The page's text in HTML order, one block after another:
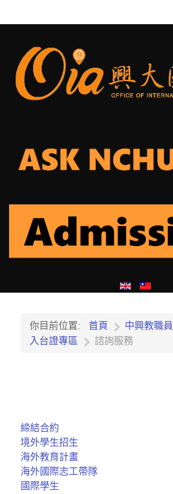
你目前位置: 首頁
中興教職員
入台證專區
諮詢服務
締結合約
境外學生招生
海外教育計畫
海外國際志工帶隊
國際學生